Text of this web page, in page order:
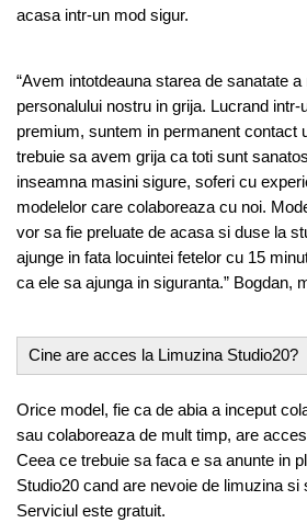
acasa intr-un mod sigur.
“Avem intotdeauna starea de sanatate
personalului nostru in grija. Lucrand
premium, suntem in permanent contact
trebuie sa avem grija ca toti sunt
inseamna masini sigure, soferi cu
modelelor care colaboreaza cu noi.
vor sa fie preluate de acasa si duse la
ajunge in fata locuintei fetelor cu 15
ca ele sa ajunga in siguranta.” Bogdan,
Cine are acces la Limuzina Studio20?
Orice model, fie ca de abia a inceput
sau colaboreaza de mult timp, are
Ceea ce trebuie sa faca e sa anunte in
Studio20 cand are nevoie de limuzina si
Serviciul este gratuit.